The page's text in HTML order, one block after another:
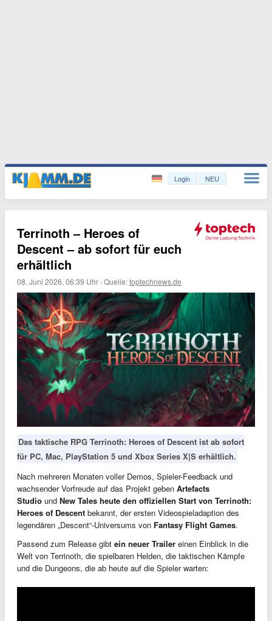
Login NEU
Terrinoth – Heroes of
Descent – ab sofort für euch
erhältlich
08. Juni 2026, 06:39 Uhr ·Quelle:toptechnews.de
Das taktische RPG Terrinoth: Heroes of Descent ist ab sofort
für PC, Mac, PlayStation 5 und Xbox Series X|S erhältlich.
Nach mehreren Monaten voller Demos, Spieler-Feedback und
wachsender Vorfreude auf das Projekt geben Artefacts
Studio und New Tales heute den offiziellen Start von Terrinoth:
Heroes of Descent bekannt, der ersten Videospieladaption des
legendären „Descent“-Universums von Fantasy Flight Games.
Passend zum Release gibt ein neuer Trailer einen Einblick in die
Welt von Terrinoth, die spielbaren Helden, die taktischen Kämpfe
und die Dungeons, die ab heute auf die Spieler warten: